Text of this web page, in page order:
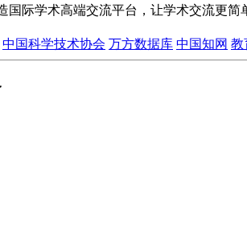
国际学术高端交流平台，让学术交流更简
中国科学技术协会 万方数据库 中国知网 教